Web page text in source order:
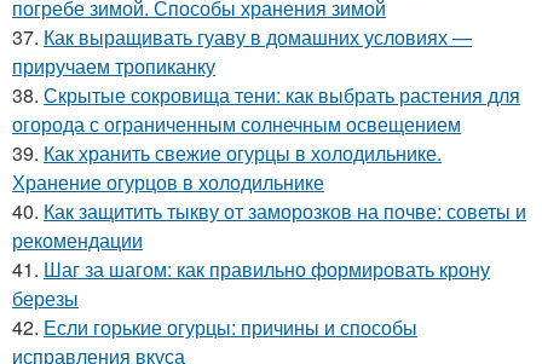
погребе зимой. Способы хранения зимой
37. Как выращивать гуаву в домашних условиях —
приручаем тропиканку
38. Скрытые сокровища тени: как выбрать растения для
огорода с ограниченным солнечным освещением
39. Как хранить свежие огурцы в холодильнике.
Хранение огурцов в холодильнике
40. Как защитить тыкву от заморозков на почве: советы и
рекомендации
41. Шаг за шагом: как правильно формировать крону
березы
42. Если горькие огурцы: причины и способы
исправления вкуса